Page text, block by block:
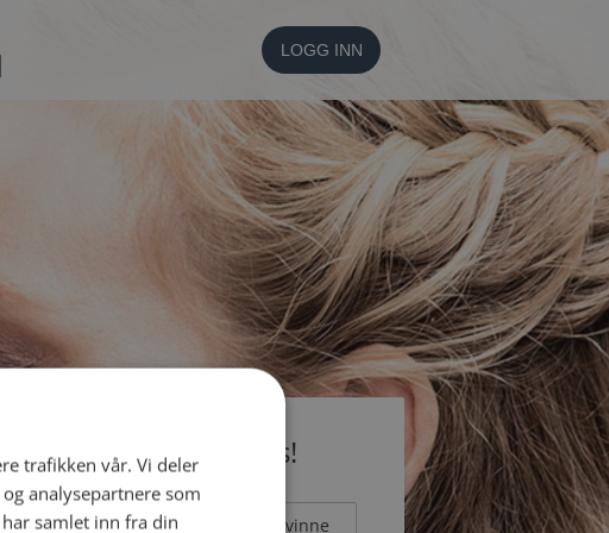
LOGG INN
Bli medlem gratis!
Jeg er en: Mann Kvinne
trafikken vår. Vi deler
analysepartnere som
samlet inn fra din